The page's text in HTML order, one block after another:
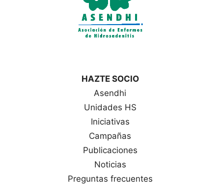
HAZTE SOCIO
Asendhi
Unidades HS
Iniciativas
Campañas
Publicaciones
Noticias
Preguntas frecuentes